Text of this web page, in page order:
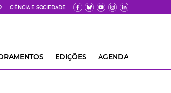
CIÊNCIA E SOCIEDADE
EDIÇÕES AGENDA